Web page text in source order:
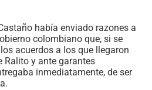
había enviado razones a
colombiano que, si se
acuerdos a los que llegaron
Ralito y ante garantes
inmediatamente, de ser